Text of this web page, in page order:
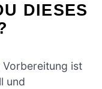
DIESES
Vorbereitung ist
und